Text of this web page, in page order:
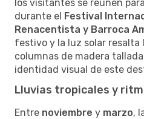
los visitantes se reúnen
durante el Festival
Renacentista y Barroca
festivo y la luz solar resalta
columnas de madera
identidad visual de este
Lluvias tropicales y
Entre noviembre y marzo,